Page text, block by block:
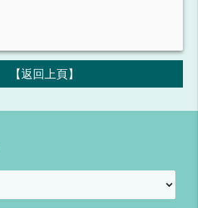
【返回上頁】